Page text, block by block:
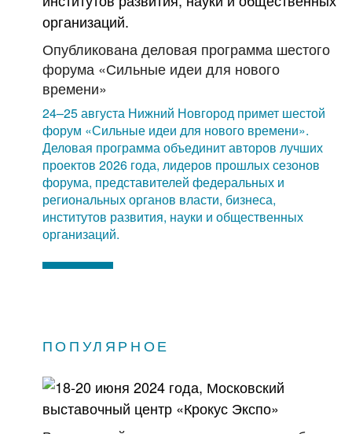
Опубликована деловая программа шестого
форума «Сильные идеи для нового
времени»
24–25 августа Нижний Новгород примет шестой
форум «Сильные идеи для нового времени».
Деловая программа объединит авторов лучших
проектов 2026 года, лидеров прошлых сезонов
форума, представителей федеральных и
региональных органов власти, бизнеса,
институтов развития, науки и общественных
организаций.
ПОПУЛЯРНОЕ